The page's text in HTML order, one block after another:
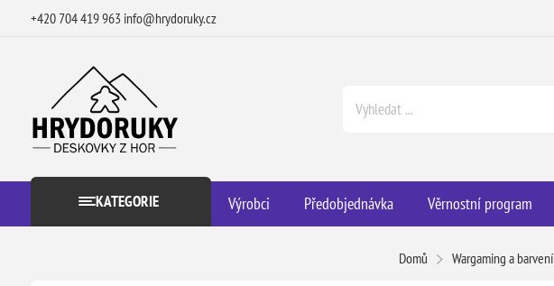
+420 704 419 963 info@hrydoruky.cz
KATEGORIE Výrobci Předobjednávka Věrnostní program
Domů Wargaming a barvení